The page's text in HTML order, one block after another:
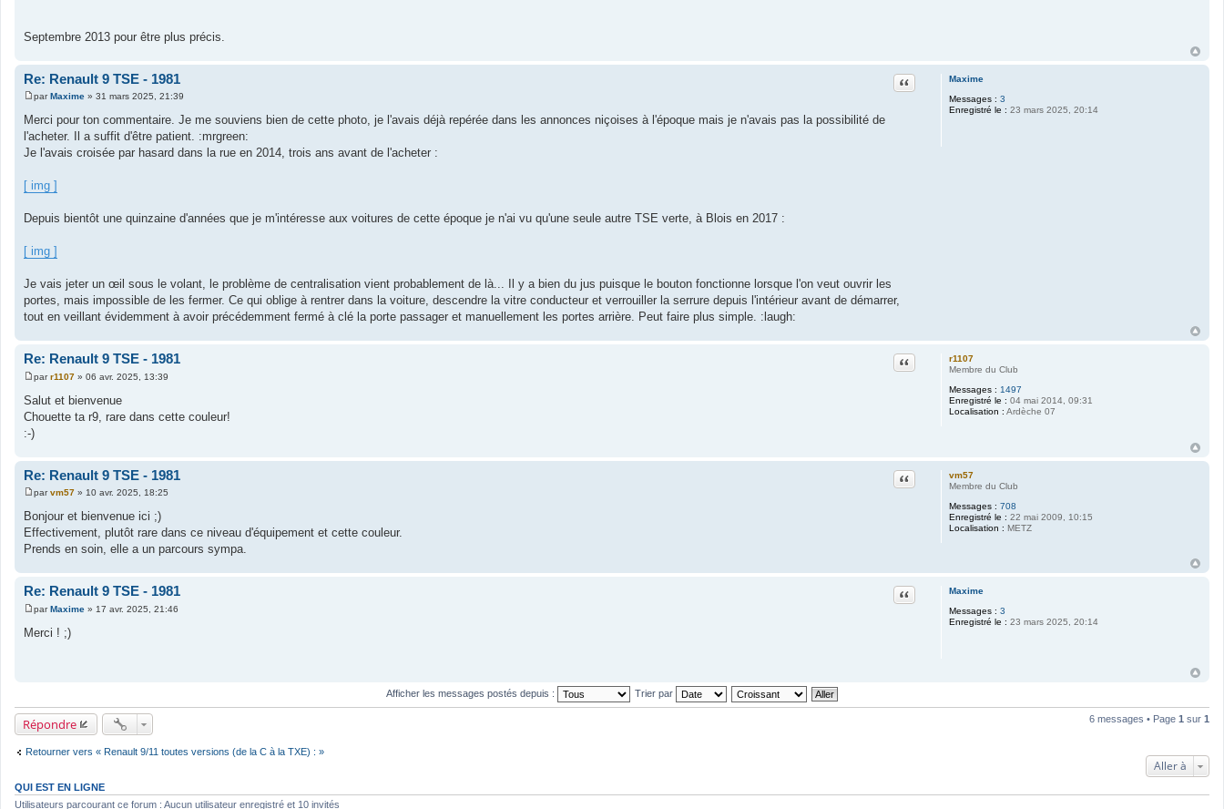
Septembre 2013 pour être plus précis.
Maxime
Messages : 3
Enregistré le : 23 mars 2025, 20:14
Re: Renault 9 TSE - 1981 Citation
M
s
s
g
parMaxime » 31 mars 2025, 21:39
Merci pour ton commentaire. Je me souviens bien de cette photo, je l'avais déjà repérée dans les annonces niçoises à l'époque mais je n'avais pas la possibilité de
l'acheter. Il a suffit d'être patient. :mrgreen:
Je l'avais croisée par hasard dans la rue en 2014, trois ans avant de l'acheter :
[ img ]
Depuis bientôt une quinzaine d'années que je m'intéresse aux voitures de cette époque je n'ai vu qu'une seule autre TSE verte, à Blois en 2017 :
[ img ]
Je vais jeter un œil sous le volant, le problème de centralisation vient probablement de là... Il y a bien du jus puisque le bouton fonctionne lorsque l'on veut ouvrir les
portes, mais impossible de les fermer. Ce qui oblige à rentrer dans la voiture, descendre la vitre conducteur et verrouiller la serrure depuis l'intérieur avant de démarrer,
tout en veillant évidemment à avoir précédemment fermé à clé la porte passager et manuellement les portes arrière. Peut faire plus simple. :laugh:
r1107
Membre du Club
Messages : 1497
Enregistré le : 04 mai 2014, 09:31
Localisation : Ardèche 07
Re: Renault 9 TSE - 1981 Citation
M
e
s
s
g
parr1107 » 06 avr. 2025, 13:39
Salut et bienvenue
Chouette ta r9, rare dans cette couleur!
:-)
vm57
Membre du Club
Messages : 708
Enregistré le : 22 mai 2009, 10:15
Localisation : METZ
Re: Renault 9 TSE - 1981 Citation
M
s
s
g
parvm57 » 10 avr. 2025, 18:25
Bonjour et bienvenue ici ;)
Effectivement, plutôt rare dans ce niveau d'équipement et cette couleur.
Prends en soin, elle a un parcours sympa.
Maxime
Messages : 3
Enregistré le : 23 mars 2025, 20:14
Re: Renault 9 TSE - 1981 Citation
M
s
parMaxime » 17 avr. 2025, 21:46
Merci ! ;)
Afficher les messages postés depuis : Trier par
Répondre 6 messages • Page 1 sur 1
Retourner vers « Renault 9/11 toutes versions (de la C à la TXE) : »
Aller à
QUI EST EN LIGNE
Utilisateurs parcourant ce forum : Aucun utilisateur enregistré et 10 invités